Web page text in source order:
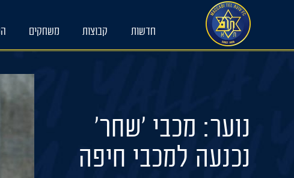
חדשות קבוצות משחקים
נוער: מכבי 'שחר'
נכנעה למכבי חיפה